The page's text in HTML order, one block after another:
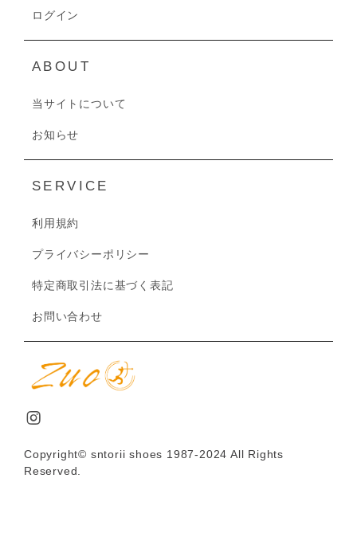
Copyright© sntorii shoes 1987-2024 All Rights
Reserved.
ログイン
ABOUT
当サイトについて
お知らせ
SERVICE
利用規約
プライバシーポリシー
特定商取引法に基づく表記
お問い合わせ